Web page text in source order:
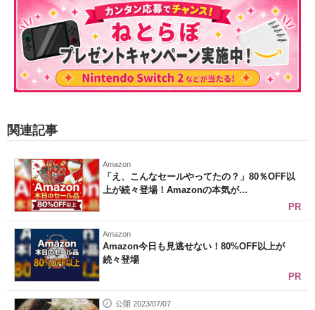
関連記事
Amazon
「え、こんなセールやってたの？」80％OFF以
上が続々登場！Amazonの本気が...
PR
Amazon
Amazon今日も見逃せない！80%OFF以上が
続々登場
PR
公開 2023/07/07